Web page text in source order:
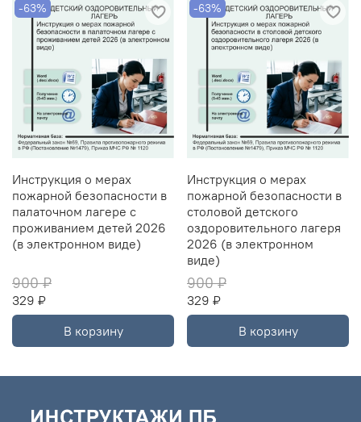
-63%
Инструкция о мерах
пожарной безопасности в
палаточном лагере с
проживанием детей 2026
(в электронном виде)
900 ₽
329 ₽
В корзину
-63%
Инструкция о мерах
пожарной безопасности в
столовой детского
оздоровительного лагеря
2026 (в электронном
виде)
900 ₽
329 ₽
В корзину